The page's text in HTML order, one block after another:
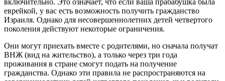
включительно. Это означает, что если ваша прабабушка была
еврейкой, у вас есть возможность получить гражданство
Израиля. Однако для несовершеннолетних детей четвертого
поколения действуют некоторые ограничения.
Они могут приехать вместе с родителями, но сначала получат
ВНЖ (вид на жительство), а только через три года
проживания в стране смогут подать на получение
гражданства. Однако эти правила не распространяются на